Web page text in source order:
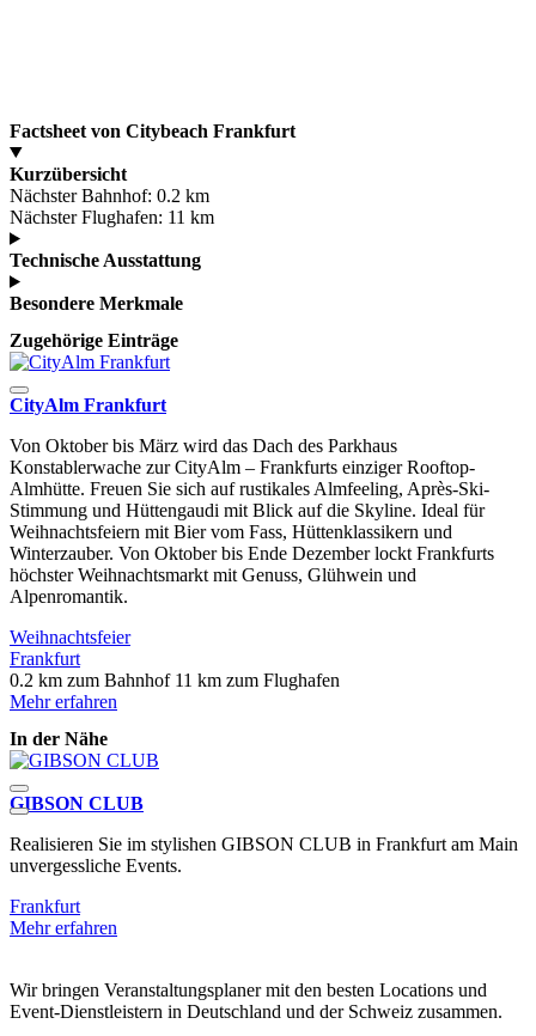
Factsheet von Citybeach Frankfurt
Kurzübersicht
Nächster Bahnhof: 0.2 km
Nächster Flughafen: 11 km
Technische Ausstattung
Besondere Merkmale
Zugehörige Einträge
CityAlm Frankfurt
Von Oktober bis März wird das Dach des Parkhaus
Konstablerwache zur CityAlm – Frankfurts einziger Rooftop-
Almhütte. Freuen Sie sich auf rustikales Almfeeling, Après-Ski-
Stimmung und Hüttengaudi mit Blick auf die Skyline. Ideal für
Weihnachtsfeiern mit Bier vom Fass, Hüttenklassikern und
Winterzauber. Von Oktober bis Ende Dezember lockt Frankfurts
höchster Weihnachtsmarkt mit Genuss, Glühwein und
Alpenromantik.
Weihnachtsfeier
Frankfurt
0.2 km zum Bahnhof 11 km zum Flughafen
Mehr erfahren
In der Nähe
GIBSON CLUB
Realisieren Sie im stylishen GIBSON CLUB in Frankfurt am Main
unvergessliche Events.
Frankfurt
Mehr erfahren
Wir bringen Veranstaltungsplaner mit den besten Locations und
Event-Dienstleistern in Deutschland und der Schweiz zusammen.